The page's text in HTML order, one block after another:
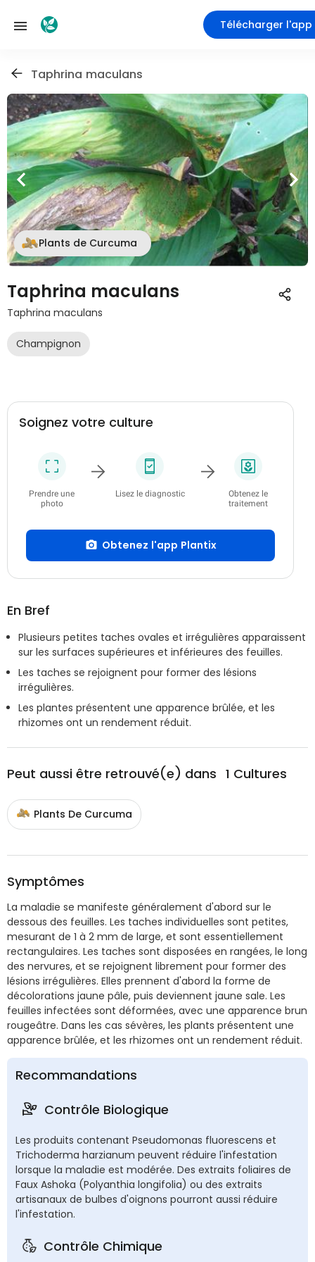
Télécharger l'app
Taphrina maculans
Plants de Curcuma
Taphrina maculans
Taphrina maculans
Champignon
Soignez votre culture
Prendre une
photo
Lisez le diagnostic
Obtenez le
traitement
Obtenez l'app Plantix
En Bref
Plusieurs petites taches ovales et irrégulières apparaissent
sur les surfaces supérieures et inférieures des feuilles.
Les taches se rejoignent pour former des lésions
irrégulières.
Les plantes présentent une apparence brûlée, et les
rhizomes ont un rendement réduit.
Peut aussi être retrouvé(e) dans 1 Cultures
Plants De Curcuma
Symptômes
La maladie se manifeste généralement d'abord sur le
dessous des feuilles. Les taches individuelles sont petites,
mesurant de 1 à 2 mm de large, et sont essentiellement
rectangulaires. Les taches sont disposées en rangées, le long
des nervures, et se rejoignent librement pour former des
lésions irrégulières. Elles prennent d'abord la forme de
décolorations jaune pâle, puis deviennent jaune sale. Les
feuilles infectées sont déformées, avec une apparence brun
rougeâtre. Dans les cas sévères, les plants présentent une
apparence brûlée, et les rhizomes ont un rendement réduit.
Recommandations
Contrôle Biologique
Les produits contenant Pseudomonas fluorescens et
Trichoderma harzianum peuvent réduire l'infestation
lorsque la maladie est modérée. Des extraits foliaires de
Faux Ashoka (Polyanthia longifolia) ou des extraits
artisanaux de bulbes d'oignons pourront aussi réduire
l'infestation.
Contrôle Chimique